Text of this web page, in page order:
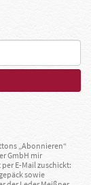
„Abonnieren“
GmbH mir
E-Mail zuschickt:
sowie